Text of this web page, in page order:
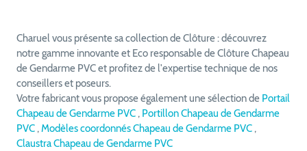
Charuel vous présente sa collection de Clôture : découvrez
notre gamme innovante et Eco responsable de Clôture Chapeau
de Gendarme PVC et profitez de l'expertise technique de nos
conseillers et poseurs.
Votre fabricant vous propose également une sélection de Portail
Chapeau de Gendarme PVC , Portillon Chapeau de Gendarme
PVC ,Modèles coordonnés Chapeau de Gendarme PVC ,
Claustra Chapeau de Gendarme PVC